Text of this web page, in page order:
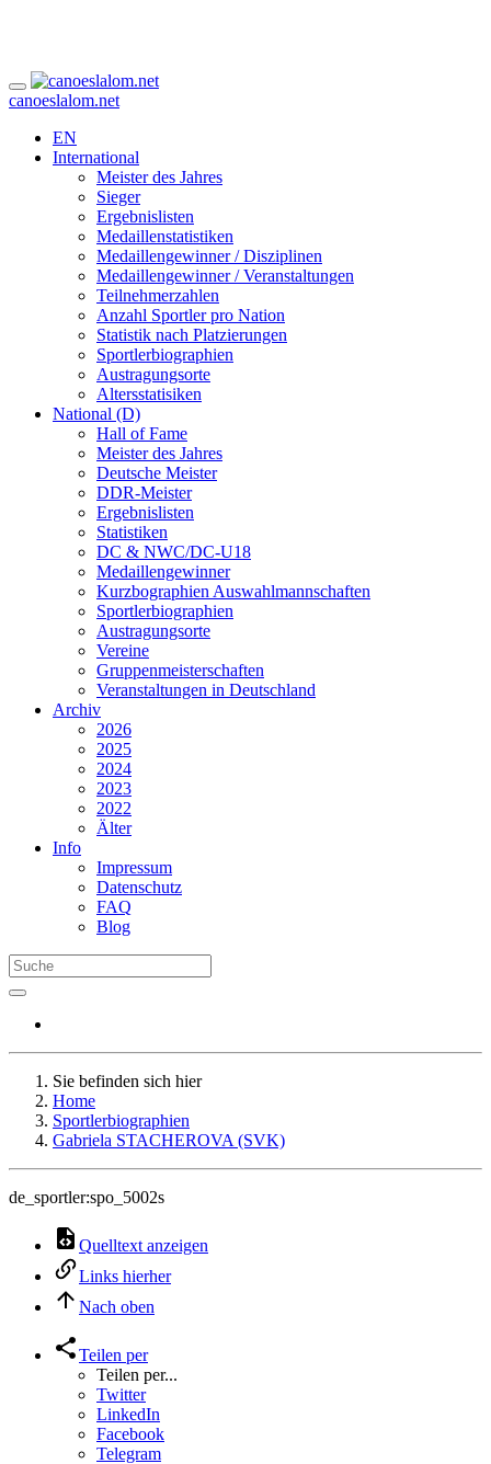
canoeslalom.net
EN
International
Meister des Jahres
Sieger
Ergebnislisten
Medaillenstatistiken
Medaillengewinner / Disziplinen
Medaillengewinner / Veranstaltungen
Teilnehmerzahlen
Anzahl Sportler pro Nation
Statistik nach Platzierungen
Sportlerbiographien
Austragungsorte
Altersstatisiken
National (D)
Hall of Fame
Meister des Jahres
Deutsche Meister
DDR-Meister
Ergebnislisten
Statistiken
DC & NWC/DC-U18
Medaillengewinner
Kurzbographien Auswahlmannschaften
Sportlerbiographien
Austragungsorte
Vereine
Gruppenmeisterschaften
Veranstaltungen in Deutschland
Archiv
2026
2025
2024
2023
2022
Älter
Info
Impressum
Datenschutz
FAQ
Blog
Sie befinden sich hier
Home
Sportlerbiographien
Gabriela STACHEROVA (SVK)
de_sportler:spo_5002s
Quelltext anzeigen
Links hierher
Nach oben
Teilen per
Teilen per...
Twitter
LinkedIn
Facebook
Telegram